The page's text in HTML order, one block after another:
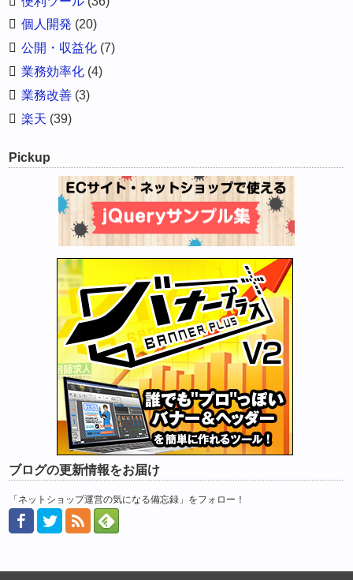
個人開発 (20)
公開・収益化 (7)
業務効率化 (4)
業務改善 (3)
楽天 (39)
Pickup
ブログの更新情報をお届け
「ネットショップ運営の気になる備忘録」をフォロー！